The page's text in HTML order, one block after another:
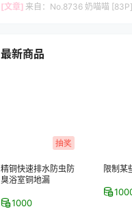
[文章] 来自： No.8736 奶喵喵 [83P]
最新商品
抽奖
精铜快速排水防虫防
臭浴室铜地漏
1000
限制某